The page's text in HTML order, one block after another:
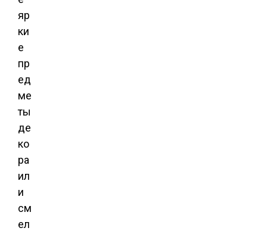
яр
ки
е
пр
ед
ме
ты
де
ко
ра
ил
и
см
ел